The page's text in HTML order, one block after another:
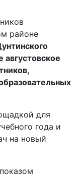
августовское
для
года и
на новый